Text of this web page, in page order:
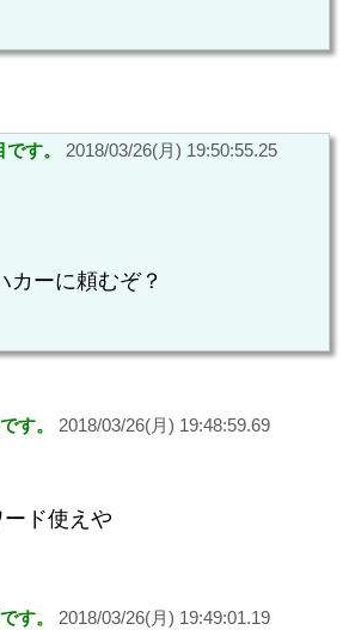
す。
2018/03/26(月) 19:50:55.25
カーに頼むぞ？
す。
2018/03/26(月) 19:48:59.69
ド使えや
す。
2018/03/26(月) 19:49:01.19